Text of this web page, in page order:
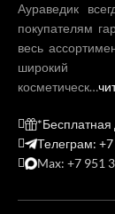
Аураведик
покупателям
весь
широкий
косметическ…
*Бесплатная
Телеграм:
Max: +7 951